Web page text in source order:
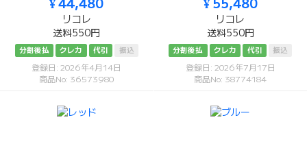
¥ 44,480
リコレ
送料550円
分割後払 クレカ 代引 振込
登録日: 2026年4月14日
商品No: 36573980
¥ 55,480
リコレ
送料550円
分割後払 クレカ 代引 振込
登録日: 2026年7月17日
商品No: 38774184